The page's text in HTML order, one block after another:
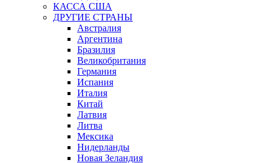
КАССА США
ДРУГИЕ СТРАНЫ
Австралия
Аргентина
Бразилия
Великобритания
Германия
Испания
Италия
Китай
Латвия
Литва
Мексика
Нидерланды
Новая Зеландия